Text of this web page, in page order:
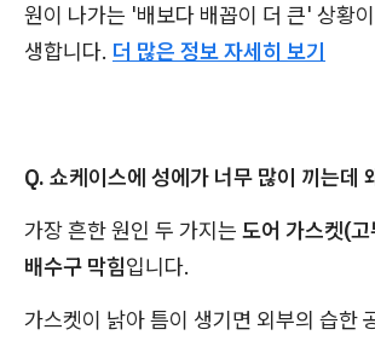
원이 나가는 '배보다 배꼽이 더 큰' 상황
생합니다. 더 많은 정보 자세히 보기
Q. 쇼케이스에 성에가 너무 많이 끼는데
가장 흔한 원인 두 가지는 도어 가스켓(
배수구 막힘입니다.
가스켓이 낡아 틈이 생기면 외부의 습한